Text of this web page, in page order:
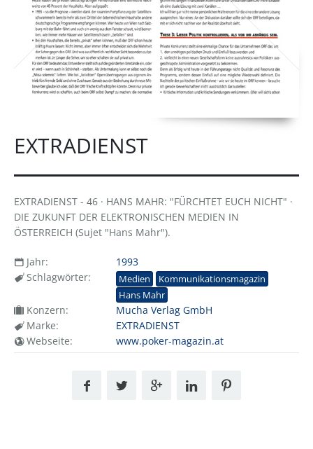
EXTRADIENST
EXTRADIENST - 46 · HANS MAHR: "FÜRCHTET EUCH NICHT" ·
DIE ZUKUNFT DER ELEKTRONISCHEN MEDIEN IN
ÖSTERREICH (Sujet "Hans Mahr").
Jahr:
1993
Schlagwörter:
Medien
Kommunikationsmagazin
Hans Mahr
Konzern:
Mucha Verlag GmbH
Marke:
EXTRADIENST
Webseite:
www.poker-magazin.at